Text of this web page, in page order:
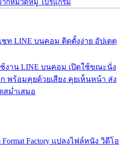
ากหมวดหมู่ โปรแกรม
ท LINE บนคอม ติดตั้งง่าย อัปเดต
ช้งาน LINE บนคอม เปิดใช้ขณะนั่ง
พร้อมคุยด้วยเสียง คุยเห็นหน้า ส่ง
สม่ำเสมอ
Format Factory แปลงไฟล์หนัง วิดีโอ